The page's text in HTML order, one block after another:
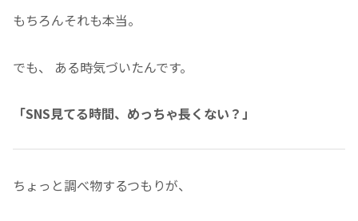
もちろんそれも本当。
でも、 ある時気づいたんです。
「SNS見てる時間、めっちゃ長くない？」
ちょっと調べ物するつもりが、